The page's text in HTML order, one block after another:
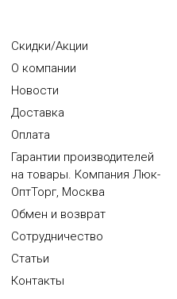
Скидки/Акции
О компании
Новости
Доставка
Оплата
Гарантии производителей
на товары. Компания Люк-
ОптТорг, Москва
Обмен и возврат
Сотрудничество
Статьи
Контакты